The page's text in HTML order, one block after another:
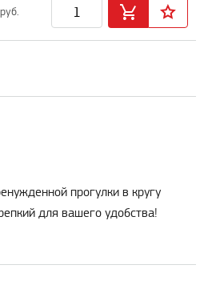
руб.
прогулки в кругу
для вашего удобства!